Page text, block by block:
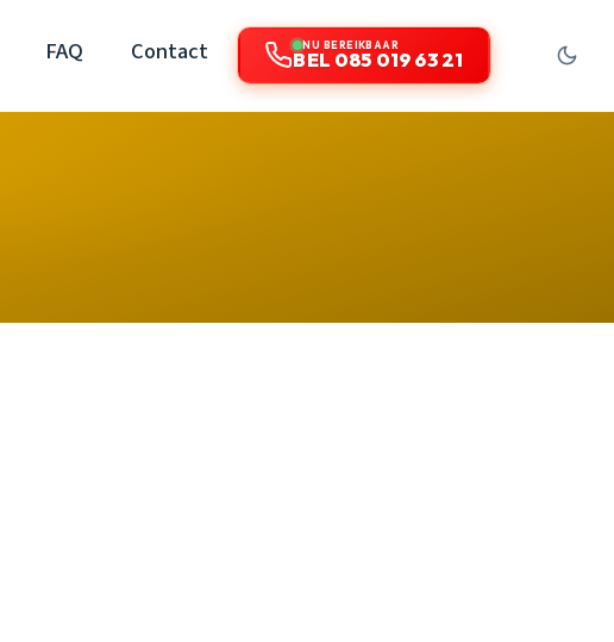
FAQ Contact NU BEREIKBAAR
BEL 085 019 63 21